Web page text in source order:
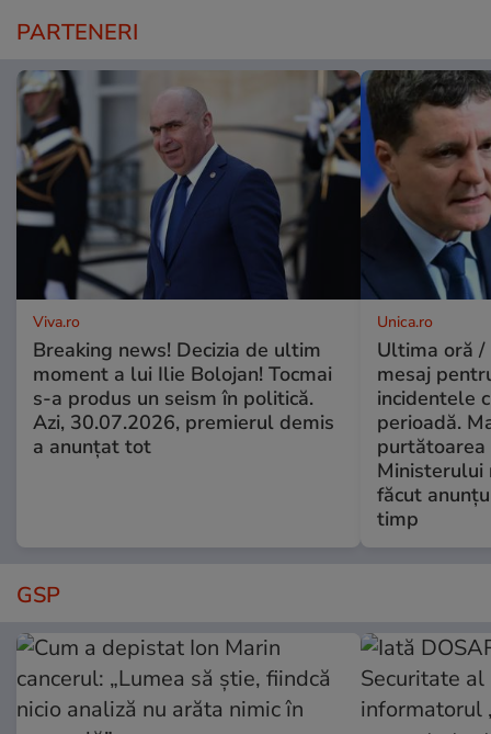
PARTENERI
Viva.ro
Breaking news! Decizia de ultim
moment a lui Ilie Bolojan! Tocmai
s-a produs un seism în politică.
Azi, 30.07.2026, premierul demis
a anunțat tot
Unica.ro
Ultima oră /
mesaj
incidentele
perioadă.
purtătoarea
Ministerului
făcut
timp
GSP